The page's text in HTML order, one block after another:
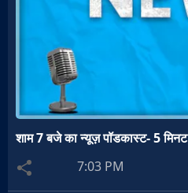
शाम 7 बजे का न्यूज़ पॉडकास्ट- 5 मिनट
7:03 PM